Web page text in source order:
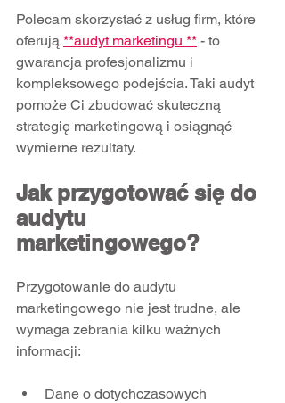
Polecam skorzystać z usług firm, które
oferują **audyt marketingu ** - to
gwarancja profesjonalizmu i
kompleksowego podejścia. Taki audyt
pomoże Ci zbudować skuteczną
strategię marketingową i osiągnąć
wymierne rezultaty.
Jak przygotować się do
audytu
marketingowego?
Przygotowanie do audytu
marketingowego nie jest trudne, ale
wymaga zebrania kilku ważnych
informacji:
Dane o dotychczasowych